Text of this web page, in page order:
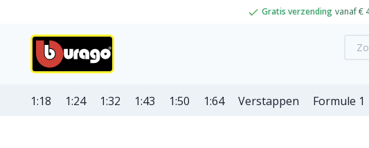
Gratis verzending vanaf €
1:18 1:24 1:32 1:43 1:50 1:64 Verstappen Formule 1